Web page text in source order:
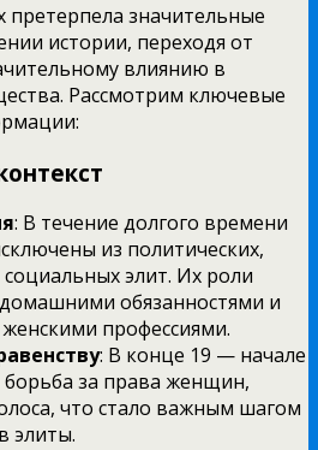
значительные
истории, переходя от
влиянию в
Рассмотрим ключевые
: В течение долгого времени
из политических,
элит. Их роли
обязанностями и
профессиями.
: В конце 19 — начале
борьба за права женщин,
что стало важным шагом
элиты.